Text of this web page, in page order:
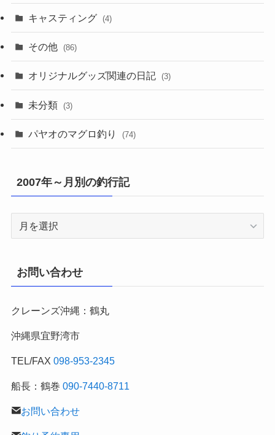
キャスティング (4)
その他 (86)
オリジナルグッズ関連の日記 (3)
未分類 (3)
パヤオのマグロ釣り (74)
2007年～月別の釣行記
2007
月
別
釣
記
お問い合わせ
クレーンズ沖縄：鶴丸
沖縄県宜野湾市
TEL/FAX 098-953-2345
船長：鶴巻 090-7440-8711
お問い合わせ